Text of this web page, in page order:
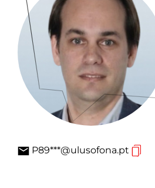
P89***@ulusofona.pt